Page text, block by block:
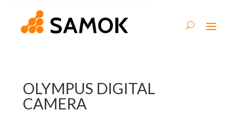
OLYMPUS DIGITAL
CAMERA